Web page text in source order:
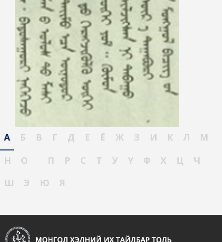
А Б В Г Д Е Ё Ж З И К Л
М
Н
О П Р С Т У Ү Ф Х Ц
Ч
Ш
Э Ю Я